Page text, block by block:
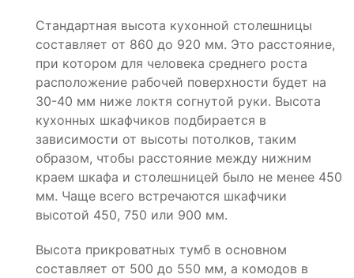
Стандартная высота кухонной столешницы
составляет от 860 до 920 мм. Это расстояние,
при котором для человека среднего роста
расположение рабочей поверхности будет на
30-40 мм ниже локтя согнутой руки. Высота
кухонных шкафчиков подбирается в
зависимости от высоты потолков, таким
образом, чтобы расстояние между нижним
краем шкафа и столешницей было не менее 450
мм. Чаще всего встречаются шкафчики
высотой 450, 750 или 900 мм.
Высота прикроватных тумб в основном
составляет от 500 до 550 мм, а комодов в